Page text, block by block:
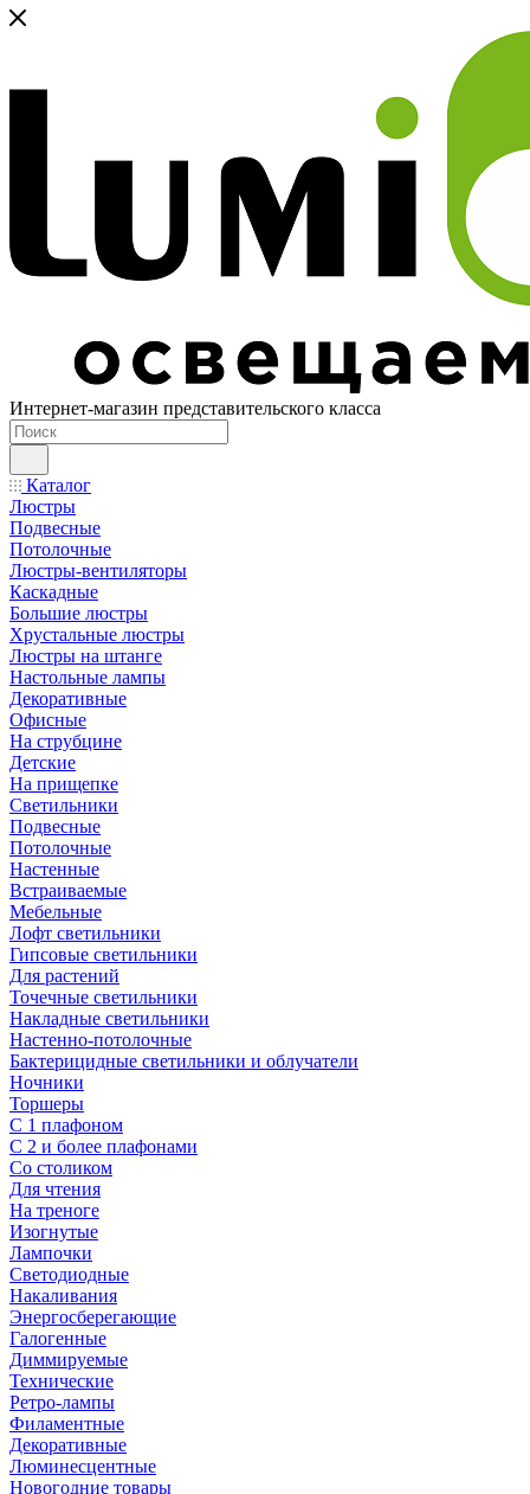
Интернет-магазин представительского класса
Каталог
Люстры
Подвесные
Потолочные
Люстры-вентиляторы
Каскадные
Большие люстры
Хрустальные люстры
Люстры на штанге
Настольные лампы
Декоративные
Офисные
На струбцине
Детские
На прищепке
Светильники
Подвесные
Потолочные
Настенные
Встраиваемые
Мебельные
Лофт светильники
Гипсовые светильники
Для растений
Точечные светильники
Накладные светильники
Настенно-потолочные
Бактерицидные светильники и облучатели
Ночники
Торшеры
С 1 плафоном
С 2 и более плафонами
Со столиком
Для чтения
На треноге
Изогнутые
Лампочки
Светодиодные
Накаливания
Энергосберегающие
Галогенные
Диммируемые
Технические
Ретро-лампы
Филаментные
Декоративные
Люминесцентные
Новогодние товары